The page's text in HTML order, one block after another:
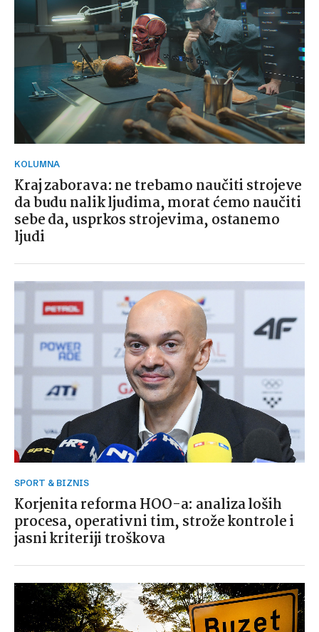
KOLUMNA
Kraj zaborava: ne trebamo naučiti strojeve
da budu nalik ljudima, morat ćemo naučiti
sebe da, usprkos strojevima, ostanemo
ljudi
SPORT & BIZNIS
Korjenita reforma HOO-a: analiza loših
procesa, operativni tim, strože kontrole i
jasni kriteriji troškova